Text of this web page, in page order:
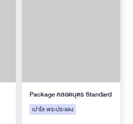
Package คลอดบุตร Standard
เปาโล พระประแดง